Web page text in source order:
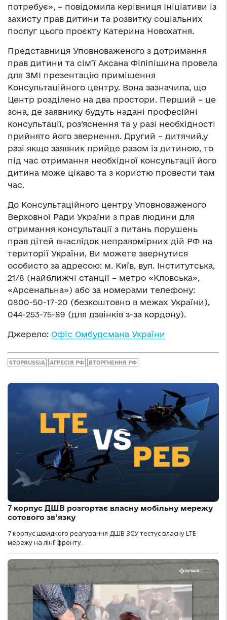
потребує», – повідомила керівниця Ініціативи із
захисту прав дитини та розвитку соціальних
послуг цього проєкту Катерина Новохатня.
Представниця Уповноваженого з дотримання
прав дитини та сім’ї Аксана Філіпішина провела
для ЗМІ презентацію приміщення
Консультаційного центру. Вона зазначила, що
Центр розділено на два простори. Перший – це
зона, де заявнику будуть надані професійні
консультації, роз’яснення та у разі необхідності
прийнято його звернення. Другий – дитячий,у
разі якщо заявник прийде разом із дитиною, то
під час отримання необхідної консультації його
дитина може цікаво та з користю провести там
час.
До Консультаційного центру Уповноваженого
Верховної Ради України з прав людини для
отримання консультації з питань порушень
прав дітей внаслідок неправомірних дій РФ на
території України, Ви можете звернутися
особисто за адресою: м. Київ, вул. Інститутська,
21/8 (найближчі станції – метро «Кловська»,
«Арсенальна») або за номерами телефону:
0800-50-17-20 (безкоштовно в межах України),
044-253-75-89 (для дзвінків з-за кордону).
Джерело: Офіс Омбудсмана України
STOPRUSSIA АГРЕСІЯ РФ ВТОРГНЕННЯ РФ
7 корпус ДШВ розгортає власну мобільну мережу
сотового зв’язку
7 корпус швидкого реагування ДШВ ЗСУ тестує власну LTE-
мережу на лінії фронту.